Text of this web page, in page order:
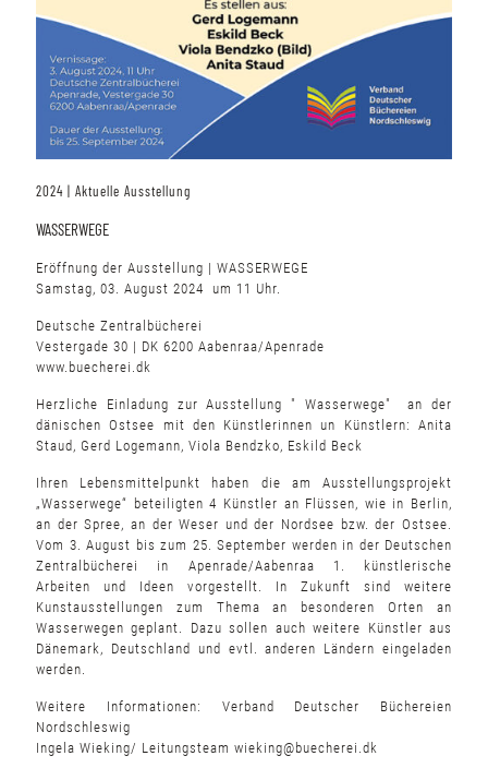
2024 | Aktuelle Ausstellung
WASSERWEGE
Eröffnung der Ausstellung | WASSERWEGE
Samstag, 03. August 2024 um 11 Uhr.
Deutsche Zentralbücherei
Vestergade 30 | DK 6200 Aabenraa/Apenrade
www.buecherei.dk
Herzliche Einladung zur Ausstellung " Wasserwege" an der
dänischen Ostsee mit den Künstlerinnen un Künstlern: Anita
Staud, Gerd Logemann, Viola Bendzko, Eskild Beck
Ihren Lebensmittelpunkt haben die am Ausstellungsprojekt
„Wasserwege“ beteiligten 4 Künstler an Flüssen, wie in Berlin,
an der Spree, an der Weser und der Nordsee bzw. der Ostsee.
Vom 3. August bis zum 25. September werden in der Deutschen
Zentralbücherei in Apenrade/Aabenraa 1. künstlerische
Arbeiten und Ideen vorgestellt. In Zukunft sind weitere
Kunstausstellungen zum Thema an besonderen Orten an
Wasserwegen geplant. Dazu sollen auch weitere Künstler aus
Dänemark, Deutschland und evtl. anderen Ländern eingeladen
werden.
Weitere Informationen: Verband Deutscher Büchereien
Nordschleswig
Ingela Wieking/ Leitungsteam wieking@buecherei.dk